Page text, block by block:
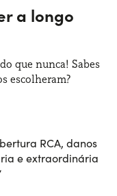
a longo
que nunca! Sabes
escolheram?
RCA, danos
e extraordinária